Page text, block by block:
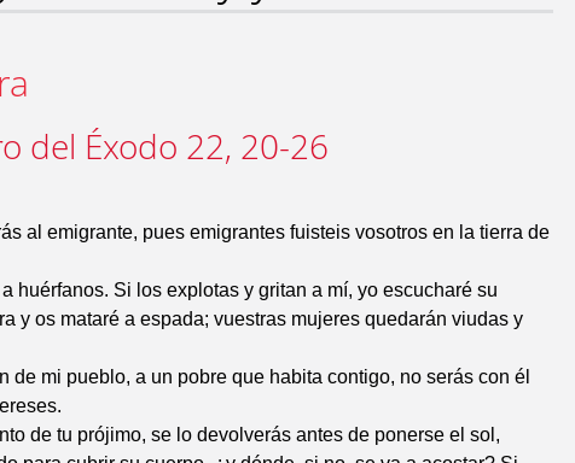
del Éxodo 22, 20-26
al emigrante, pues emigrantes fuisteis vosotros en la tierra de
huérfanos. Si los explotas y gritan a mí, yo escucharé su
y os mataré a espada; vuestras mujeres quedarán viudas y
de mi pueblo, a un pobre que habita contigo, no serás con él
de tu prójimo, se lo devolverás antes de ponerse el sol,